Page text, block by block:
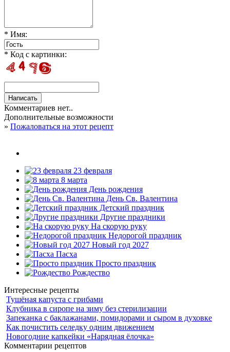
* Имя:
* Код с картинки:
Комментариев нет..
Дополнительные возможности
» Пожаловаться на этот рецепт
23 февраля
8 марта
День рождения
День Св. Валентина
Детский праздник
Другие праздники
На скорую руку
Недорогой праздник
Новый год 2027
Пасха
Просто праздник
Рождество
Интересные рецепты
Тушёная капуста с грибами
Клубника в сиропе на зиму без стерилизации
Запеканка с баклажанами, помидорами и сыром в духовке
Как почистить селедку одним движением
Новогодние капкейки «Нарядная ёлочка»
Комментарии рецептов